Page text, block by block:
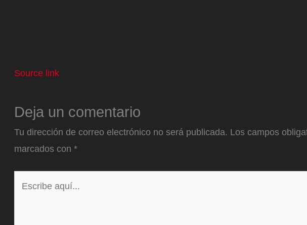
Source link
Deja un comentario
Tu dirección de correo electrónico no será publicada. Los campos
marcados con *